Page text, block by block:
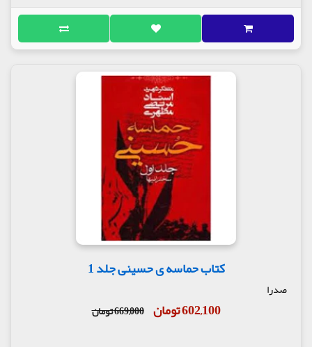
گفتار سی و هشتم
وفاداری عبّاس بن علی علیه السلام
مواسات قمر بنی هاشم علیه السلام
نوحه سرائی امّ البنین در قبرستان بقیع
مفاسد یزید بن معاویه لعنةالله علیهما
تزلزل حکومت بنی امیّه
نفوذ معنوی نهضت حسینی به درون خانه دشمن
بیزاری فرزند یزید از پدرش
غبطۀ شهدا به مقام عبّاس علیه السلام
امان نامه برای عباس علیه السلام
ندبه های جانسوز ام البنین
عاشورا روز شهداء
منطق شهید
شب عاشورا
سخنان امام حسین علیه السلام در شب عاشورا
کتاب حماسه ی حسینی جلد 1
صدرا
602,100 تومان 669,000 تومان